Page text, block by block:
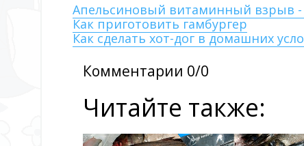
Апельсиновый витаминный взрыв -
Как приготовить гамбургер
Как сделать хот-дог в домашних
Комментарии 0/0
Читайте также: